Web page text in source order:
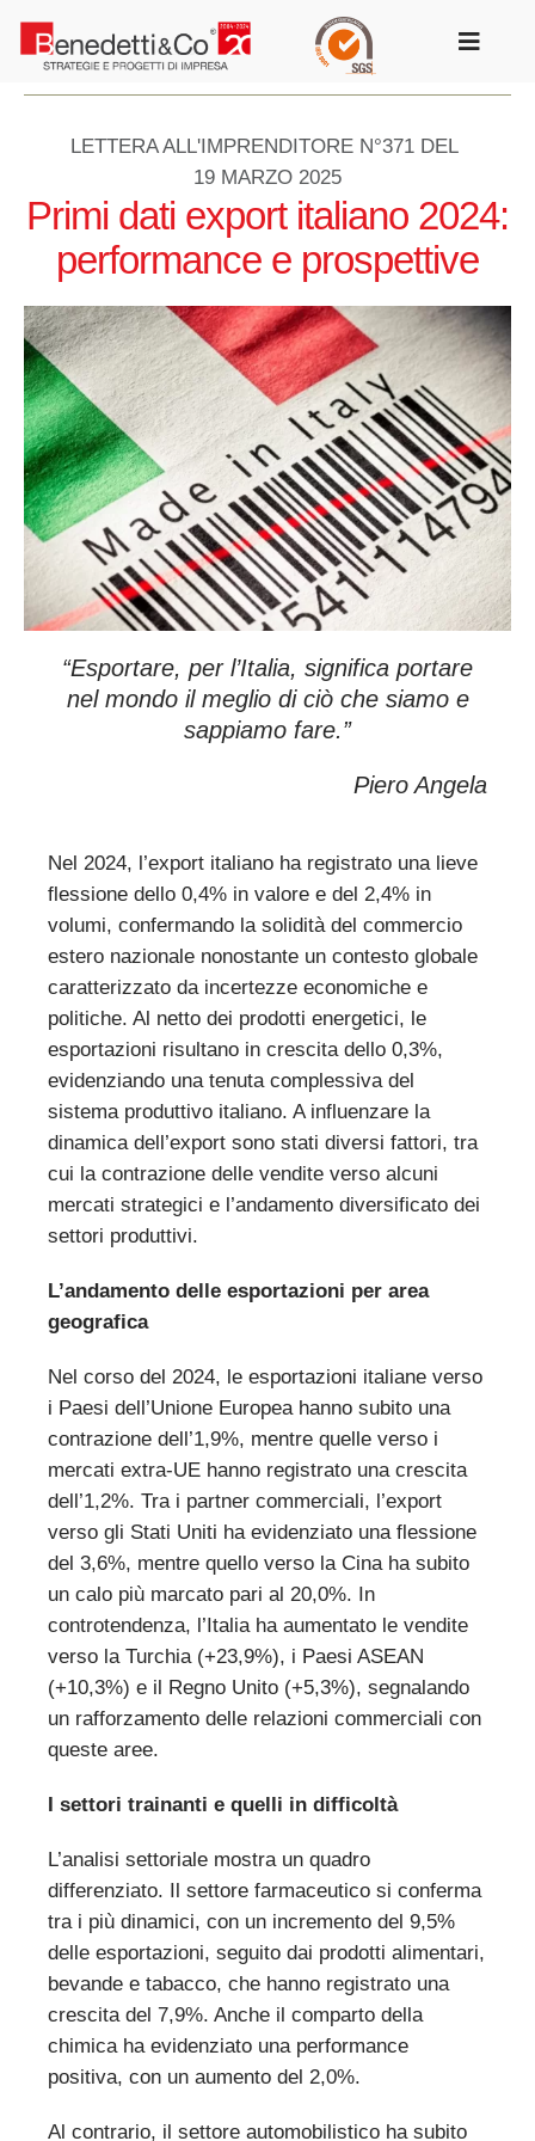
contenuto
Toggle
LETTERA ALL'IMPRENDITORE N°371 DEL
19 MARZO 2025
Primi dati export italiano 2024:
performance e prospettive
“Esportare, per l’Italia, significa portare
nel mondo il meglio di ciò che siamo e
sappiamo fare.”
Piero Angela
Nel 2024, l’export italiano ha registrato una lieve
flessione dello 0,4% in valore e del 2,4% in
volumi, confermando la solidità del commercio
estero nazionale nonostante un contesto globale
caratterizzato da incertezze economiche e
politiche. Al netto dei prodotti energetici, le
esportazioni risultano in crescita dello 0,3%,
evidenziando una tenuta complessiva del
sistema produttivo italiano. A influenzare la
dinamica dell’export sono stati diversi fattori, tra
cui la contrazione delle vendite verso alcuni
mercati strategici e l’andamento diversificato dei
settori produttivi.
L’andamento delle esportazioni per area
geografica
Nel corso del 2024, le esportazioni italiane verso
i Paesi dell’Unione Europea hanno subito una
contrazione dell’1,9%, mentre quelle verso i
mercati extra-UE hanno registrato una crescita
dell’1,2%. Tra i partner commerciali, l’export
verso gli Stati Uniti ha evidenziato una flessione
del 3,6%, mentre quello verso la Cina ha subito
un calo più marcato pari al 20,0%. In
controtendenza, l’Italia ha aumentato le vendite
verso la Turchia (+23,9%), i Paesi ASEAN
(+10,3%) e il Regno Unito (+5,3%), segnalando
un rafforzamento delle relazioni commerciali con
queste aree.
I settori trainanti e quelli in difficoltà
L’analisi settoriale mostra un quadro
differenziato. Il settore farmaceutico si conferma
tra i più dinamici, con un incremento del 9,5%
delle esportazioni, seguito dai prodotti alimentari,
bevande e tabacco, che hanno registrato una
crescita del 7,9%. Anche il comparto della
chimica ha evidenziato una performance
positiva, con un aumento del 2,0%.
Al contrario, il settore automobilistico ha subito